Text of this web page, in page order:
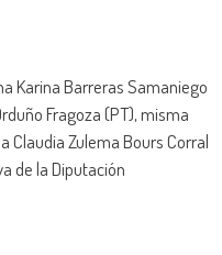
Karina Barreras Samaniego
Fragoza (PT), misma
Claudia Zulema Bours Corral
de la Diputación